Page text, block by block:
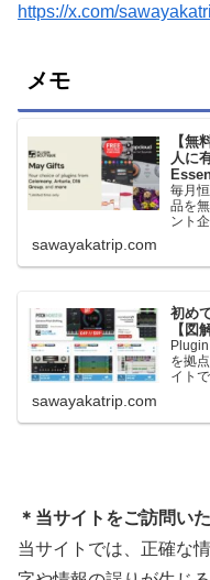
https://x.com/
メモ
【
人に
毎月
品を
ント
ます
sawayakatrip.com
初め
【図
を拠
イト
に知
sawayakatrip.com
＊当サイトをご訪問い
当サイトでは、正確な